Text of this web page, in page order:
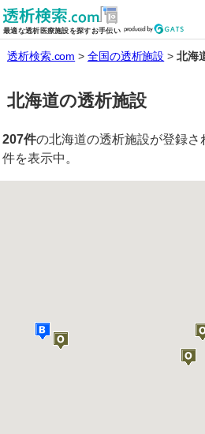
最適な透析医療施設を探すお手伝い
全国の透析施設
透析検索.com 全国の透析施設 北海
北海道の透析施設
207件の北海道の透析施設が登録
件を表示中。